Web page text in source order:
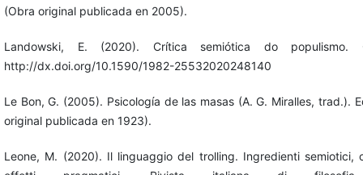
(Obra original publicada en 2005).
Landowski, E. (2020). Crítica semiótica do populismo.
http://dx.doi.org/10.1590/1982-25532020248140
Le Bon, G. (2005). Psicología de las masas (A. G. Miralles, trad.).
original publicada en 1923).
Leone, M. (2020). Il linguaggio del trolling. Ingredienti semiotici,